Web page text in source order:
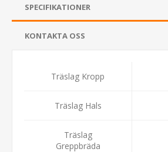
SPECIFIKATIONER
KONTAKTA OSS
Träslag Kropp
Träslag Hals
Träslag
Greppbräda